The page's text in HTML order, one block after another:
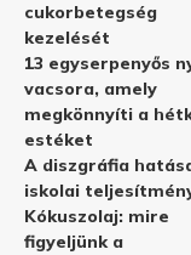
cukorbetegség
kezelését
13 egyserpenyős
vacsora, amely
megkönnyíti a
estéket
A diszgráfia
iskolai
Kókuszolaj: mire
figyeljünk a